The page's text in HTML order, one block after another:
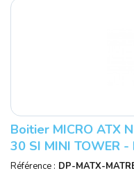
Boitier MICRO ATX
30 SI MINI TOWER
MATREXX30-SI.
Référence : DP-MATX-